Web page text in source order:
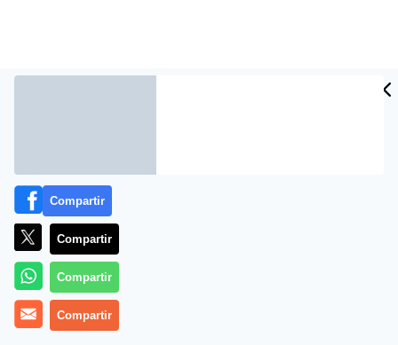
Más información
Compartir
Compartir
Compartir
Compartir